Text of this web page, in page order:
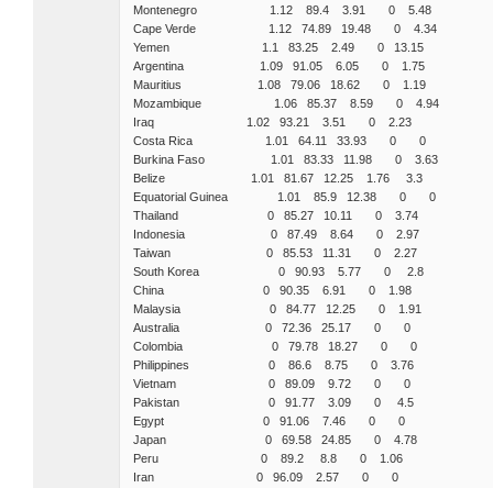
Montenegro 1.12 89.4 3.91 0 5.48
Cape Verde 1.12 74.89 19.48 0 4.34
Yemen 1.1 83.25 2.49 0 13.15
Argentina 1.09 91.05 6.05 0 1.75
Mauritius 1.08 79.06 18.62 0 1.19
Mozambique 1.06 85.37 8.59 0 4.94
Iraq 1.02 93.21 3.51 0 2.23
Costa Rica 1.01 64.11 33.93 0 0
Burkina Faso 1.01 83.33 11.98 0 3.63
Belize 1.01 81.67 12.25 1.76 3.3
Equatorial Guinea 1.01 85.9 12.38 0 0
Thailand 0 85.27 10.11 0 3.74
Indonesia 0 87.49 8.64 0 2.97
Taiwan 0 85.53 11.31 0 2.27
South Korea 0 90.93 5.77 0 2.8
China 0 90.35 6.91 0 1.98
Malaysia 0 84.77 12.25 0 1.91
Australia 0 72.36 25.17 0 0
Colombia 0 79.78 18.27 0 0
Philippines 0 86.6 8.75 0 3.76
Vietnam 0 89.09 9.72 0 0
Pakistan 0 91.77 3.09 0 4.5
Egypt 0 91.06 7.46 0 0
Japan 0 69.58 24.85 0 4.78
Peru 0 89.2 8.8 0 1.06
Iran 0 96.09 2.57 0 0